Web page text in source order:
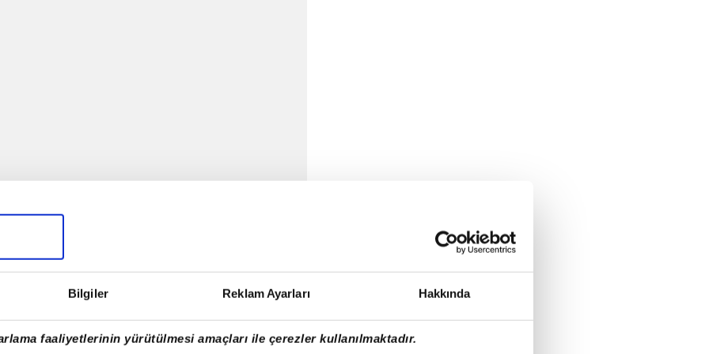
Bilgiler Reklam Ayarları Hakkında
faaliyetlerinin yürütülmesi amaçları ile çerezler kullanılmaktadır.
karşı karşıyadır. Çatal, Menderes'le ilgili tüm
işe yarayacak mı?
perişan eder. Barbaros tetiği çeken Pamir'in
hedefin oğlu olduğunun farkındadır, onu